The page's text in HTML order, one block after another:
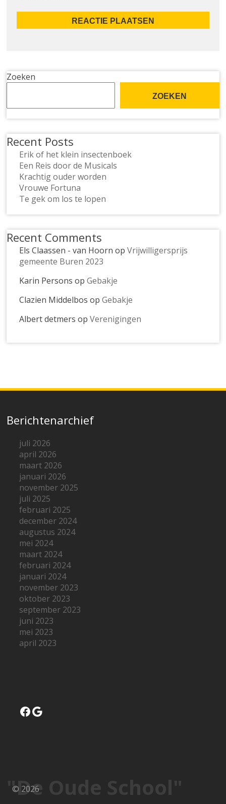
Zoeken
ZOEKEN
Recent Posts
Erik of het klein insectenboek
Een Reis door de Musicals
Krachtig ouder worden
Vrouwe Fortuna
Te gek om los te lopen
Recent Comments
Els Claassen - van Hoorn opVrijwilligersprijs
gemeente Buren 2023
Karin Persons opGebakje
Clazien Middelbos opGebakje
Albert detmers opVerenigingen
Berichtenarchief
juli 2026
april 2026
maart 2026
januari 2026
november 2025
juli 2025
februari 2025
december 2024
augustus 2024
mei 2024
maart 2024
februari 2024
januari 2024
november 2023
oktober 2023
september 2023
juni 2023
mei 2023
april 2023
Facebook
Google
"De Oude School"
© 2026